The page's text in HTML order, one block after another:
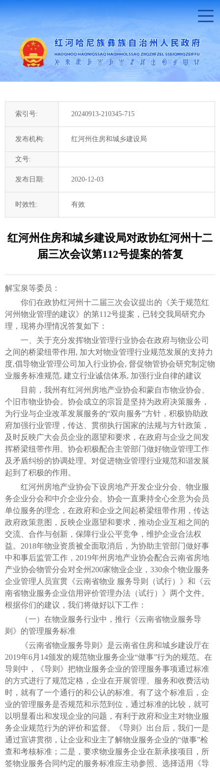
索引号: 20240913-210345-715
发布机构: 红河州住房和城乡建设局
文号:
发布日期: 2020-12-03
时效性: 有效
红河州住房和城乡建设局对政协红河州十二
届三次会议第112号提案的答复
解宝泉等委员：
你们在政协红河州十二届三次会议提出的《关于规范红
河州物业管理的建议》的第112号提案，已转交我局研究办
理，现将办理情况答复如下：
一、关于充分发挥物业管理行业协会在政府与物业公司
之间的桥梁纽带作用, 加大对物业管理行业规范发展的支持力
度,倡导物业管理公司加入行业协会, 督促物管协会研究制定物
业服务标准规范, 建立行业诚信体系, 加强行业自律的建议
目前，我州有红河州房地产业协会和蒙自市物业协会、
个旧市物业协会。协会成立的宗旨是坚持为政府决策服务，
为行业与企业改革发展服务的“双向服务”方针，积极协助政
府加强行业管理，传达、贯彻执行国家的法规与方针政策，
及时反映广大会员企业的愿望和要求，在政府与企业之间发
挥桥梁纽带作用。协会积极配合主管部门做好物业管理工作
及矛盾纠纷的协调处理。对促进物业管理行业规范和谐发展
起到了积极的作用。
红河州房地产业协会下设房地产开发企业分会、物业服
务企业分会和中介企业分会。协会一直秉持全心全意为会员
单位服务的理念，在政府和企业之间起桥梁纽带作用，传达
政府政策意图，反映企业愿望和要求，推动企业互相之间的
交流、合作与创新，保障行业公平竞争，维护企业合法权
益。2018年物业资质被全面取消后，为协助主管部门做好事
中和事后监管工作，2019年州房地产业协会配合云南省房地
产业协会物管分会对全州200家物业企业，330余个物业服务
企业管理人员宣贯《云南省物业 服务导则（试行）》和《云
南省物业服务企业信用评价管理办法（试行）》两个文件。
根据你们的建议，我们将做好以下工作：
（一）在物业服务行业中，推行《云南省物业服务导
则》的管理服务标准
《云南省物业服务导则》是云南省住房和城乡建设厅在
2019年6月14颁发的规范物业服务企业“做事”行为的规范。在
导则中，《导则》把物业服务企业的管理服务事项通过标准
的方式进行了规范定格，企业在开展管理、服务和收费活动
时，就有了一个通行的和公认的标准。有了这个标准后，企
业的管理服务是否规范和示范到位，通过标准的比较，就可
以明显看出和发现企业的问题，有利于政府和业主对物业服
务企业规范行为的评价和监督。《导则》出台后，我们一是
通过宣讲贯彻，让企业和业主了解物业服务企业的“做事”检
查和考核标准；二是，要求物业服务企业在新承接项目，所
签物业服务合同约定的服务标准应主动参照、选择适用《导